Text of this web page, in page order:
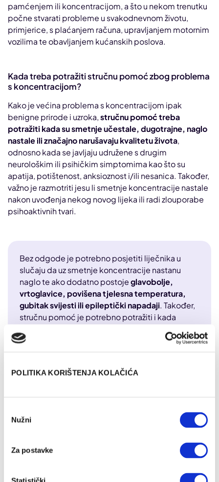
POLITIKA KORIŠTENJA KOLAČIĆA
pristanka
Nužni
Za postavke
pamćenjem ili koncentracijom, a što u nekom trenutku
počne stvarati probleme u svakodnevnom životu,
primjerice, s plaćanjem računa, upravljanjem motornim
vozilima te obavljanjem kućanskih poslova.
Kada treba potražiti stručnu pomoć zbog problema
s koncentracijom?
Kako je većina problema s koncentracijom ipak
benigne prirode i uzroka,stručnu pomoć treba
potražiti kada su smetnje učestale, dugotrajne, naglo
nastale ili značajno narušavaju kvalitetu života,
odnosno kada se javljaju udružene s drugim
neurološkim ili psihičkim simptomima kao što su
apatija, potištenost, anksioznost i/ili nesanica. Također,
važno je razmotriti jesu li smetnje koncentracije nastale
nakon uvođenja nekog novog lijeka ili radi zlouporabe
psihoaktivnih tvari.
Bez odgode je potrebno posjetiti liječnika u
slučaju da uz smetnje koncentracije nastanu
naglo te ako dodatno postojeglavobolje,
vrtoglavice, povišena tjelesna temperatura,
gubitak svijesti ili epileptički napadaji. Također,
stručnu pomoć je potrebno potražiti i kada
simptomi poput dezorijentiranosti, smetnji
U slučaju dugotrajnih poteškoća s fokusom, koje se
pretrage preporučuje napraviti?
laboratorijska dijagnostika te kognitivno testiranje, a po
otkriti može li se problem povezati s nekim